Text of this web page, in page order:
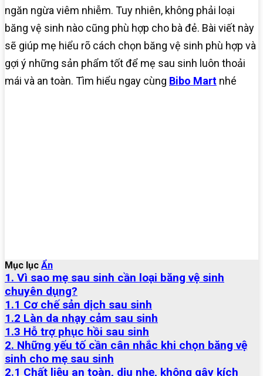
ngăn ngừa viêm nhiễm. Tuy nhiên, không phải loại
băng vệ sinh nào cũng phù hợp cho bà đẻ. Bài viết này
sẽ giúp mẹ hiểu rõ cách chọn băng vệ sinh phù hợp và
gợi ý những sản phẩm tốt để mẹ sau sinh luôn thoải
mái và an toàn. Tìm hiểu ngay cùng Bibo Mart nhé
Mục lục Ẩn
1. Vì sao mẹ sau sinh cần loại băng vệ sinh
chuyên dụng?
1.1 Cơ chế sản dịch sau sinh
1.2 Làn da nhạy cảm sau sinh
1.3 Hỗ trợ phục hồi sau sinh
2. Những yếu tố cần cân nhắc khi chọn băng vệ
sinh cho mẹ sau sinh
2.1 Chất liệu an toàn, dịu nhẹ, không gây kích